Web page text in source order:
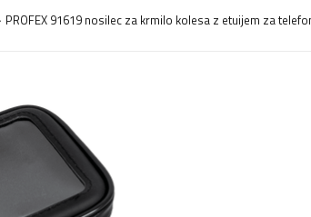
PROFEX 91619 nosilec za krmilo kolesa z etuijem za